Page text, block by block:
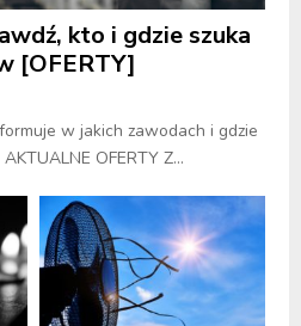
kto i gdzie szuka
[OFERTY]
w jakich zawodach i gdzie
OFERTY Z...